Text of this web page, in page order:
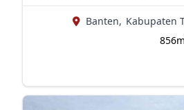
Banten, Kabupaten
856m